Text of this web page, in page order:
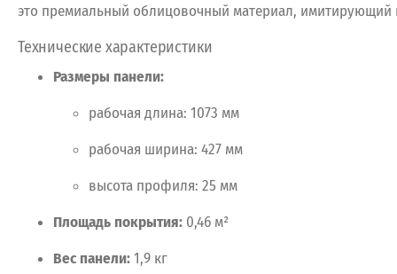
это премиальный облицовочный материал, имитирующий
Технические характеристики
Размеры панели:
рабочая длина: 1073 мм
рабочая ширина: 427 мм
высота профиля: 25 мм
Площадь покрытия: 0,46 м²
Вес панели:1,9 кг